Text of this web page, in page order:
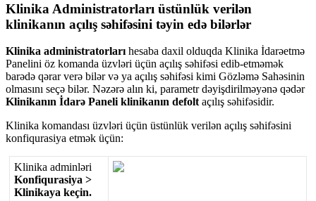
Klinika Administratorları üstünlük verilən
klinikanın açılış səhifəsini təyin edə bilərlər
Klinika administratorları hesaba daxil olduqda Klinika İdarəetmə
Panelini öz komanda üzvləri üçün açılış səhifəsi edib-etməmək
barədə qərar verə bilər və ya açılış səhifəsi kimi Gözləmə Sahəsinin
olmasını seçə bilər. Nəzərə alın ki, parametr dəyişdirilməyənə qədər
Klinikanın İdarə Paneli klinikanın defolt açılış səhifəsidir.
Klinika komandası üzvləri üçün üstünlük verilən açılış səhifəsini
konfiqurasiya etmək üçün:
Klinika adminləri
Konfiqurasiya >
Klinikaya keçin.